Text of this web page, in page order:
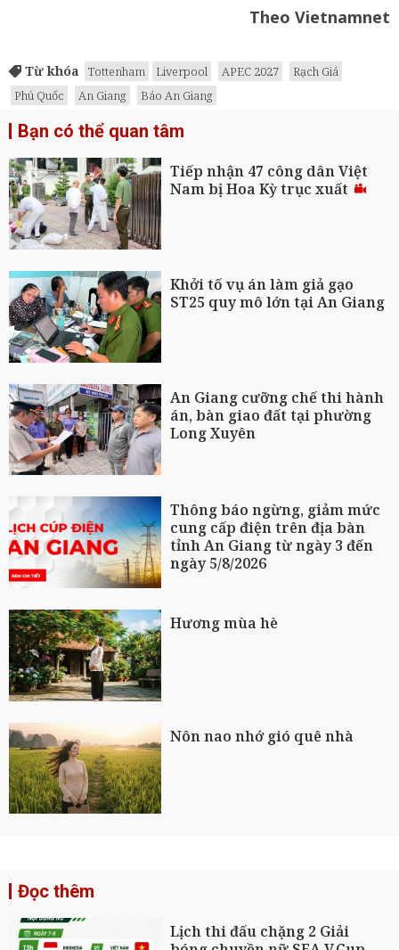
Theo Vietnamnet
Từ khóa Tottenham Liverpool APEC 2027
Rạch Giá
Phú Quốc
An Giang Báo An Giang
Bạn có thể quan tâm
Tiếp nhận 47 công dân Việt
Nam bị Hoa Kỳ trục xuất
Khởi tố vụ án làm giả gạo
ST25 quy mô lớn tại An Giang
An Giang cưỡng chế thi hành
án, bàn giao đất tại phường
Long Xuyên
Thông báo ngừng, giảm mức
cung cấp điện trên địa bàn
tỉnh An Giang từ ngày 3 đến
ngày 5/8/2026
Hương mùa hè
Nôn nao nhớ gió quê nhà
Đọc thêm
Lịch thi đấu chặng 2 Giải